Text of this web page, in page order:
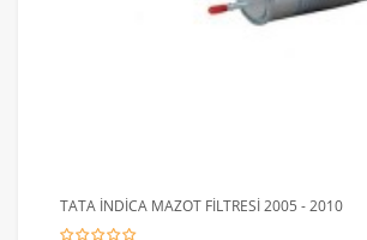
TATA İNDİCA MAZOT FİLTRESİ 2005 - 2010